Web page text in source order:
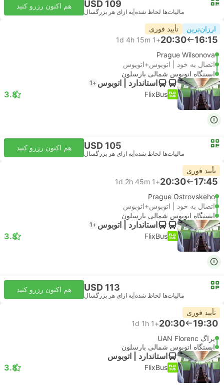
USD 109
مالیات‌ها لحاظ شده به ازای هر بزرگسال
هم اکنون رزرو کنید
ارزان‌ترین تأیید فوری
16:15
20:30
+1
1d 4h 15m
Prague Wilsonova
اتصال به خود | اتوبوس+اتوبوس
ایستگاه اتوبوس شمالی بارسلون
استاندارد | اتوبوس +1
FlixBus
3.8
USD 105
مالیات‌ها لحاظ شده به ازای هر بزرگسال
هم اکنون رزرو کنید
تأیید فوری
17:45
20:30
+1
1d 2h 45m
Prague Ostrovskeho
اتصال به خود | اتوبوس+اتوبوس
ایستگاه اتوبوس شمالی بارسلون
استاندارد | اتوبوس +1
FlixBus
3.8
USD 113
مالیات‌ها لحاظ شده به ازای هر بزرگسال
هم اکنون رزرو کنید
تأیید فوری
19:30
20:30
+1
1d 1h
پراگ UAN Florenc
ایستگاه اتوبوس شمالی بارسلون
استاندارد | اتوبوس
FlixBus
3.8